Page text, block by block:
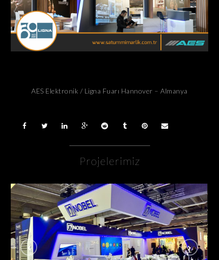
AES Elektronik / Ligna Fuarı Hannover – Almanya
Projelerimiz